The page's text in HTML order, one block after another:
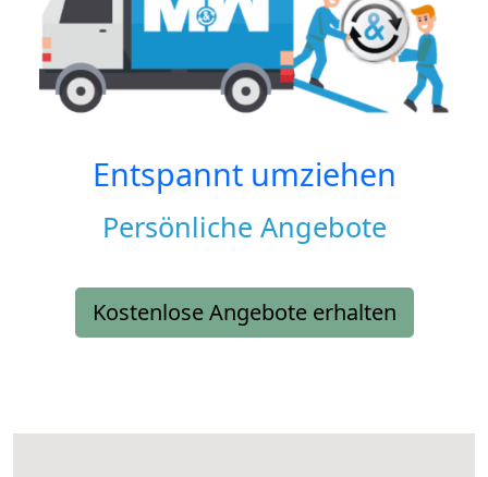
Entspannt umziehen
Persönliche Angebote
Kostenlose Angebote erhalten